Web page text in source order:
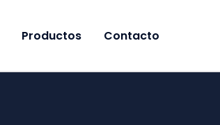
Productos Contacto